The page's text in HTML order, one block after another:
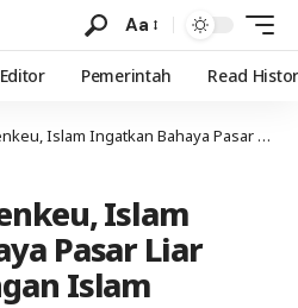
Aa
Pemerintah Read
Ingatkan Bahaya Pasar Liar dalam Pandangan Islam
Islam
Pasar Liar
Islam